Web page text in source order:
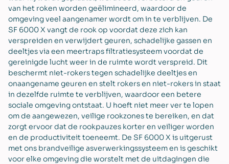
van het roken worden geëlimineerd, waardoor de
omgeving veel aangenamer wordt om in te verblijven. De
SF 6000 X vangt de rook op voordat deze zich kan
verspreiden en verwijdert geuren, schadelijke gassen en
deeltjes via een meertraps filtratiesysteem voordat de
gereinigde lucht weer in de ruimte wordt verspreid. Dit
beschermt niet-rokers tegen schadelijke deeltjes en
onaangename geuren en stelt rokers en niet-rokers in staat
in dezelfde ruimte te verblijven, waardoor een betere
sociale omgeving ontstaat. U hoeft niet meer ver te lopen
om de aangewezen, veilige rookzones te bereiken, en dat
zorgt ervoor dat de rookpauzes korter en veiliger worden
en de productiviteit toeneemt. De SF 6000 X is uitgerust
met ons brandveilige asverwerkingssysteem en is geschikt
voor elke omgeving die worstelt met de uitdagingen die